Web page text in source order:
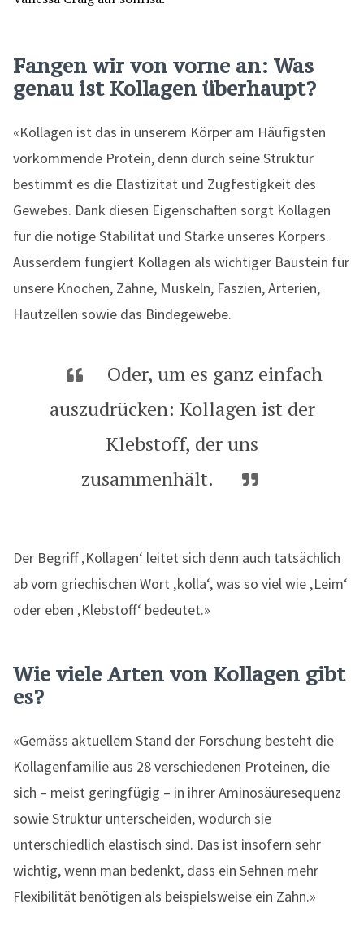
Fangen wir von vorne an: Was
genau ist Kollagen überhaupt?
«Kollagen ist das in unserem Körper am Häufigsten
vorkommende Protein, denn durch seine Struktur
bestimmt es die Elastizität und Zugfestigkeit des
Gewebes. Dank diesen Eigenschaften sorgt Kollagen
für die nötige Stabilität und Stärke unseres Körpers.
Ausserdem fungiert Kollagen als wichtiger Baustein für
unsere Knochen, Zähne, Muskeln, Faszien, Arterien,
Hautzellen sowie das Bindegewebe.
Oder, um es ganz einfach
auszudrücken: Kollagen ist der
Klebstoff, der uns
zusammenhält.
Der Begriff ‚Kollagen‘ leitet sich denn auch tatsächlich
ab vom griechischen Wort ‚kolla‘, was so viel wie ‚Leim‘
oder eben ‚Klebstoff‘ bedeutet.»
Wie viele Arten von Kollagen gibt
es?
«Gemäss aktuellem Stand der Forschung besteht die
Kollagenfamilie aus 28 verschiedenen Proteinen, die
sich – meist geringfügig – in ihrer Aminosäuresequenz
sowie Struktur unterscheiden, wodurch sie
unterschiedlich elastisch sind. Das ist insofern sehr
wichtig, wenn man bedenkt, dass ein Sehnen mehr
Flexibilität benötigen als beispielsweise ein Zahn.»